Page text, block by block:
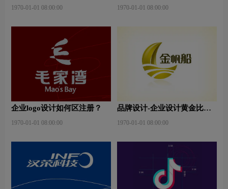
1970-01-01 08:00:00 1970-01-01 08:00:00
企业logo设计如何区注册？
1970-01-01 08:00:00
品牌设计-企业设计黄金比例
1970-01-01 08:00:00